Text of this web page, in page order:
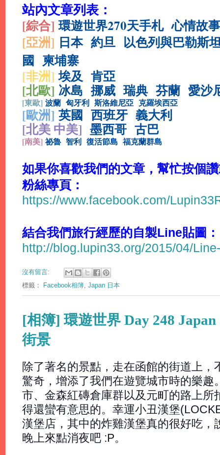
站內文章列表：
[綜合] 環遊世界270天手札 心情故事
[亞洲] 日本 約旦 以色列與巴勒斯
國 柬埔寨
[非洲]埃及 肯亞
[北歐] 冰島 挪威 瑞典 芬蘭 愛沙
[東歐] 波蘭 匈牙利 斯洛維尼亞 克羅埃西亞
[歐洲] 英國 西班牙 義大利
[北美 中美] 墨西哥 古巴
[南美] 祕魯 智利 復活節島 福克蘭群島
如果你喜歡我們的文章，幫忙按個
粉絲專頁：
https://www.facebook.com/
結合我們旅行經歷的自製Line貼圖：
http://blog.lupin33.org/2015/04/
沒有留言:
標籤：
Facebook相簿, Japan 日本
[相簿] 環遊世界 Day 248
街景
除了著名的景點，走在函館的街道上
驚奇，增添了我們在遊覽城市時的樂趣
市、金森紅磚倉庫群以及元町的路上所
得還蠻有意思的。幸運小丑漢堡
漢堡店，其中的炸雞漢堡真的很好吃，
晚上來點消夜吧 :P。